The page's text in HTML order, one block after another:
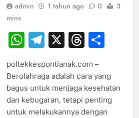
admin 1 tahun ago 0
3
mins
WhatsApp
Telegram
X
poltekkespontianak.com –
Berolahraga adalah cara yang
bagus untuk menjaga kesehatan
dan kebugaran, tetapi penting
untuk melakukannya dengan